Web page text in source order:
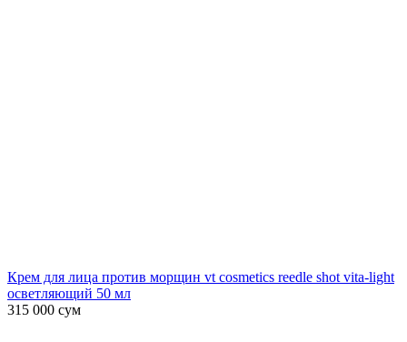
Крем для лица против морщин vt cosmetics reedle shot vita-light
осветляющий 50 мл
315 000 сум